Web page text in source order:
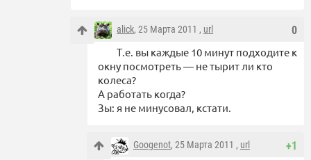
0
alick, 25 Марта 2011 , url
Т.е. вы каждые 10 минут подходите к
окну посмотреть — не тырит ли кто
колеса?
А работать когда?
Зы: я не минусовал, кстати.
+1
Googenot, 25 Марта 2011 , url